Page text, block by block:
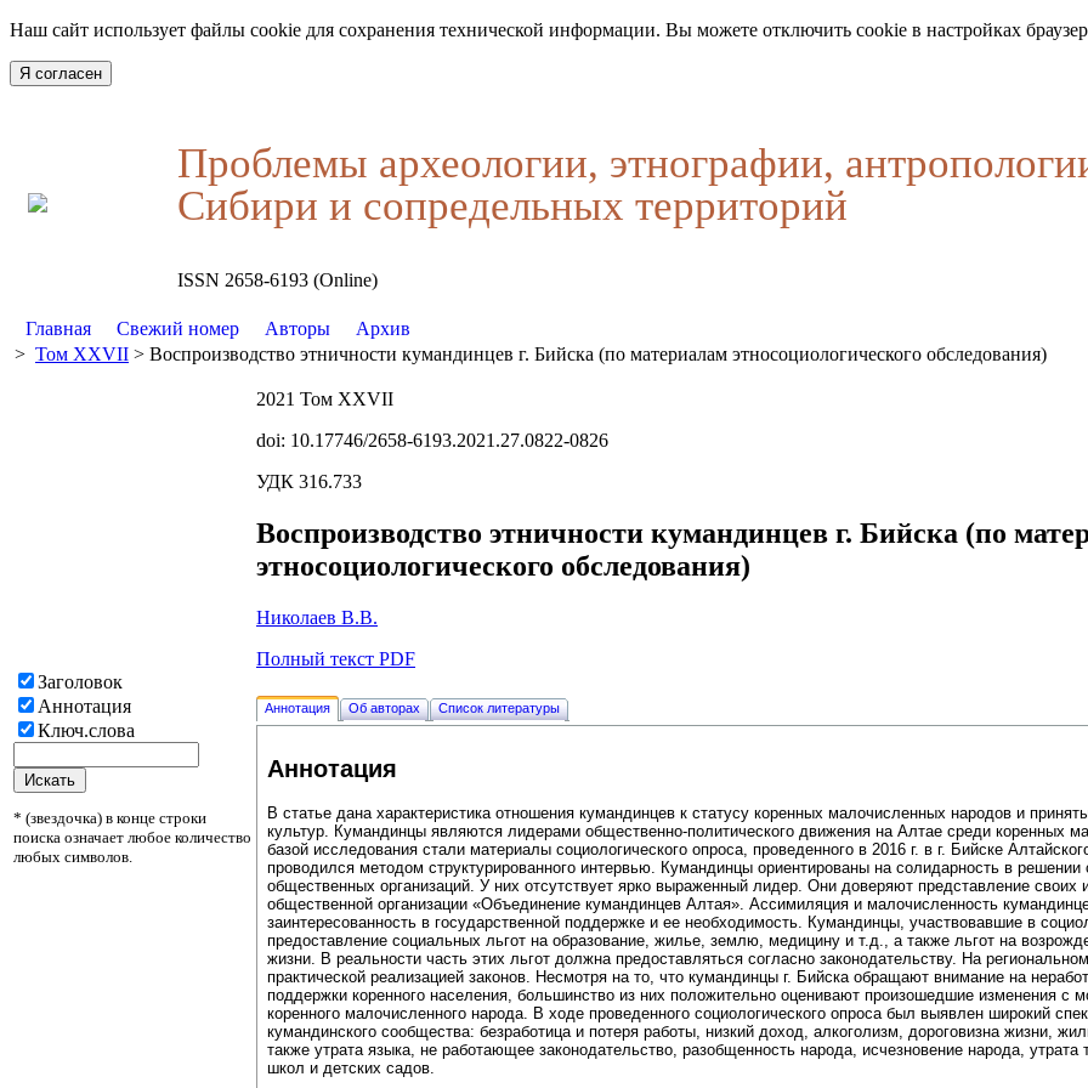
Наш сайт использует файлы cookie для сохранения технической информации. Вы можете отключить cookie в настройках
Я согласен
Проблемы археологии, этнографии,
Сибири и сопредельных территорий
ISSN 2658-6193 (Online)
Главная Свежий номер Авторы
Архив
> Том XXVII > Воспроизводство этничности кумандинцев г. Бийска (по материалам этносоциологического обследования)
Заголовок
Аннотация
Ключ.слова
* (звездочка) в конце строки
поиска означает любое количество
любых символов.
2021 Том XXVII
doi: 10.17746/2658-6193.2021.27.0822-0826
УДК 316.733
Воспроизводство этничности кумандинцев г. Бийска (по
этносоциологического обследования)
Николаев В.В.
Полный текст PDF
Аннотация Об авторах Список литературы
Аннотация
В статье дана характеристика отношения кумандинцев к статусу коренных малочисленных народов и
культур. Кумандинцы являются лидерами общественно-политического движения на Алтае среди коренных
базой исследования стали материалы социологического опроса, проведенного в 2016 г. в г. Бийске
проводился методом структурированного интервью. Кумандинцы ориентированы на солидарность в решении
общественных организаций. У них отсутствует ярко выраженный лидер. Они доверяют представление своих
общественной организации «Объединение кумандинцев Алтая». Ассимиляция и малочисленность
заинтересованность в государственной поддержке и ее необходимость. Кумандинцы, участвовавшие в
предоставление социальных льгот на образование, жилье, землю, медицину и т.д., а также льгот на
жизни. В реальности часть этих льгот должна предоставляться согласно законодательству. На
практической реализацией законов. Несмотря на то, что кумандинцы г. Бийска обращают внимание на
поддержки коренного населения, большинство из них положительно оценивают произошедшие изменения с
коренного малочисленного народа. В ходе проведенного социологического опроса был выявлен широкий
кумандинского сообщества: безработица и потеря работы, низкий доход, алкоголизм, дороговизна жизни,
также утрата языка, не работающее законодательство, разобщенность народа, исчезновение народа, утрата
школ и детских садов.